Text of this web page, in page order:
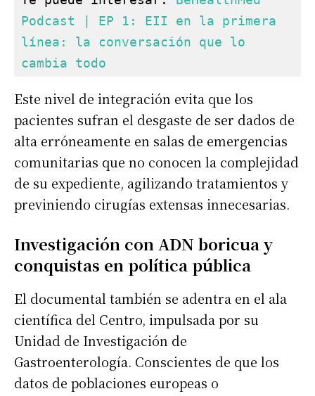
Podcast | EP 1: EII en la primera
línea: la conversación que lo
cambia todo
Este nivel de integración evita que los
pacientes sufran el desgaste de ser dados de
alta erróneamente en salas de emergencias
comunitarias que no conocen la complejidad
de su expediente, agilizando tratamientos y
previniendo cirugías extensas innecesarias.
Investigación con ADN boricua y
conquistas en política pública
El documental también se adentra en el ala
científica del Centro, impulsada por su
Unidad de Investigación de
Gastroenterología. Conscientes de que los
datos de poblaciones europeas o